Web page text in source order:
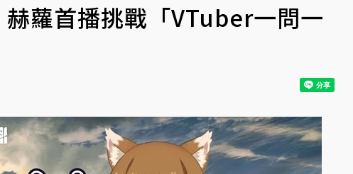
蘿首播挑戰「VTuber一問一